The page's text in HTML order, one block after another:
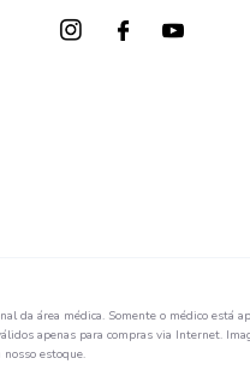
da área médica. Somente o médico está
apenas para compras via Internet.
estoque.